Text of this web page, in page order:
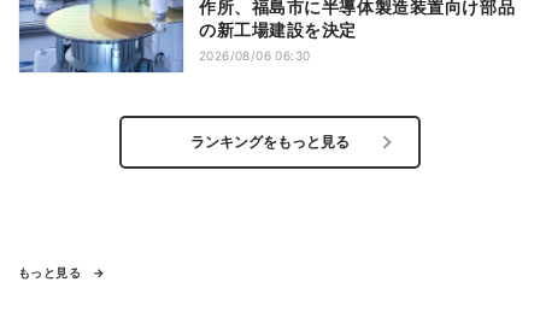
作所、福島市に半導体製造装置向け部品
の新工場建設を決定
2026/08/06 06:30
ランキングをもっと見る
もっと見る